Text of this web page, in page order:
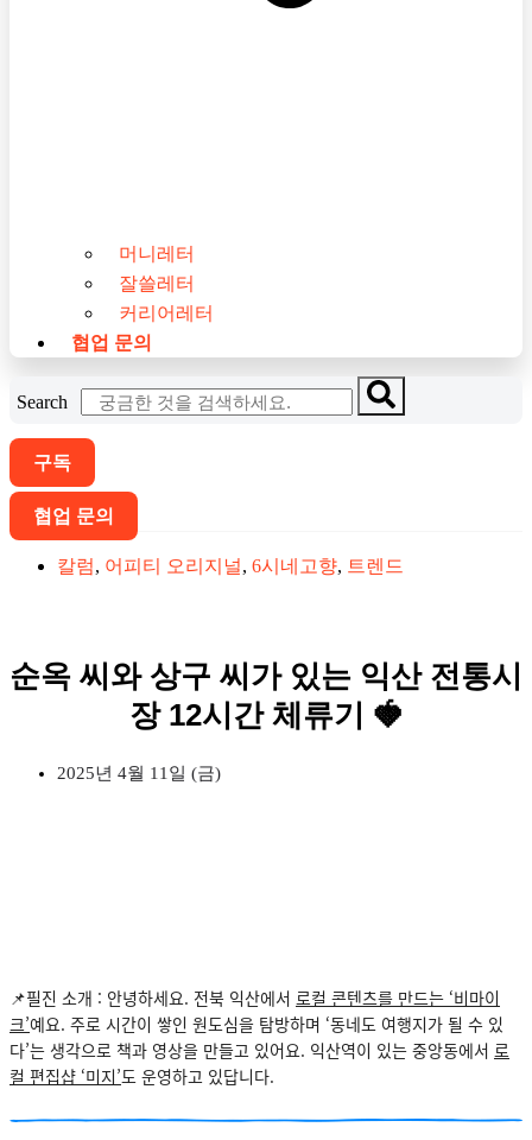
머니레터
잘쓸레터
커리어레터
협업 문의
Search
구독
협업 문의
칼럼, 어피티 오리지널, 6시네고향, 트렌드
순옥 씨와 상구 씨가 있는 익산 전통시
장 12시간 체류기 🍓
2025년 4월 11일 (금)
📌필진 소개 : 안녕하세요. 전북 익산에서 로컬 콘텐츠를 만드는 ‘비마이
크’예요. 주로 시간이 쌓인 원도심을 탐방하며 ‘동네도 여행지가 될 수 있
다’는 생각으로 책과 영상을 만들고 있어요. 익산역이 있는 중앙동에서 로
컬 편집샵 ‘미지’도 운영하고 있답니다.